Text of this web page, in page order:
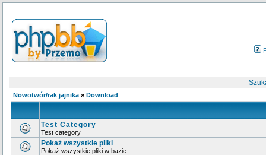
Nowotwór/rak jajnika » Download
Test Category
Test category
Pokaż wszystkie pliki
Pokaż wszystkie pliki w bazie